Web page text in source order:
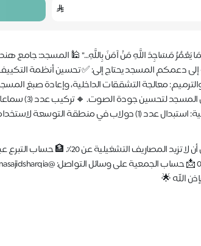
يَعْمُرُ مَسَاجِدَ اللَّهِ مَنْ آمَنَ بِاللَّهِ…” 🕌 المسجد: جامع
معالجة التشققات الداخلية، وإعادة صبغ
الأنظمة الصوتية: 🔸
الصوت في الساحات الخارجية. ✅ التجهيزات الإضافية: استبدال عدد (1)
ثقتكم أمانة لذلك نعمل بكفاءة مالية عالية تضمن
الله 🌟